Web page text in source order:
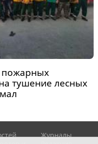
пожарных
тушение лесных
Журналы